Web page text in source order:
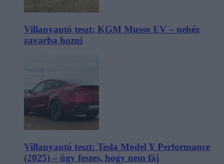
Villanyautó teszt: KGM Musso EV – nehéz
zavarba hozni
Villanyautó teszt: Tesla Model Y Performance
(2025) – úgy feszes, hogy nem fáj